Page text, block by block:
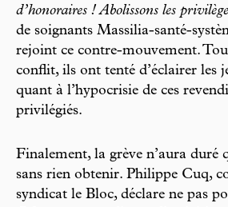
d’honoraires ! Abolissons les
de soignants Massilia-santé-
rejoint ce contre-mouvement.
conflit, ils ont tenté d’éclairer les
quant à l’hypocrisie de ces
privilégiés.
Finalement, la grève n’aura duré
sans rien obtenir. Philippe Cuq,
syndicat le Bloc, déclare ne pas